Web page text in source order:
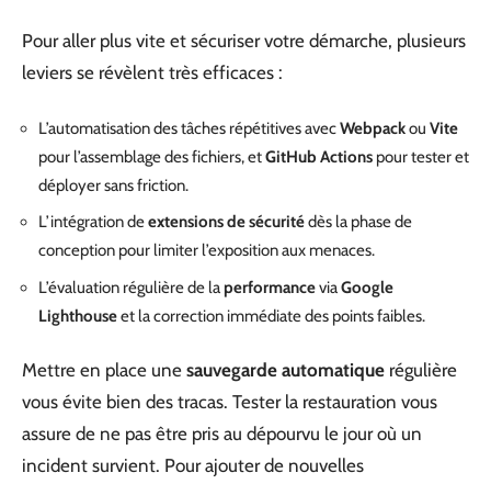
Pour aller plus vite et sécuriser votre démarche, plusieurs
leviers se révèlent très efficaces :
L’automatisation des tâches répétitives avecWebpackou Vite
pour l’assemblage des fichiers, etGitHub Actions pour tester et
déployer sans friction.
L’intégration deextensions de sécuritédès la phase de
conception pour limiter l’exposition aux menaces.
L’évaluation régulière de laperformanceviaGoogle
Lighthouseet la correction immédiate des points faibles.
Mettre en place une sauvegarde automatique régulière
vous évite bien des tracas. Tester la restauration vous
assure de ne pas être pris au dépourvu le jour où un
incident survient. Pour ajouter de nouvelles